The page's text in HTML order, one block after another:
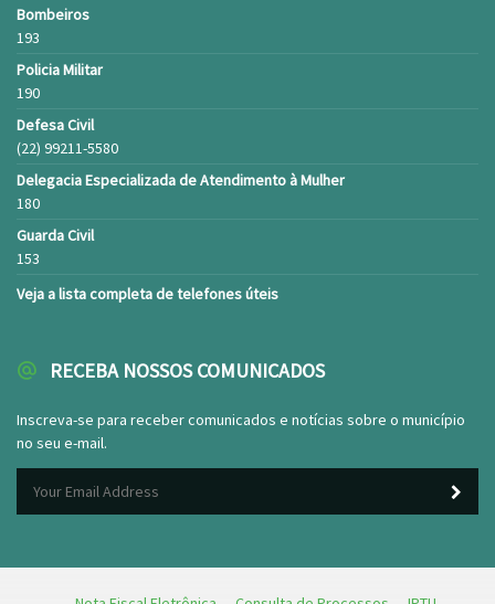
Bombeiros
193
Policia Militar
190
Defesa Civil
(22) 99211-5580
Delegacia Especializada de Atendimento à Mulher
180
Guarda Civil
153
Veja a lista completa de telefones úteis
RECEBA NOSSOS COMUNICADOS
Inscreva-se para receber comunicados e notícias sobre o município
no seu e-mail.